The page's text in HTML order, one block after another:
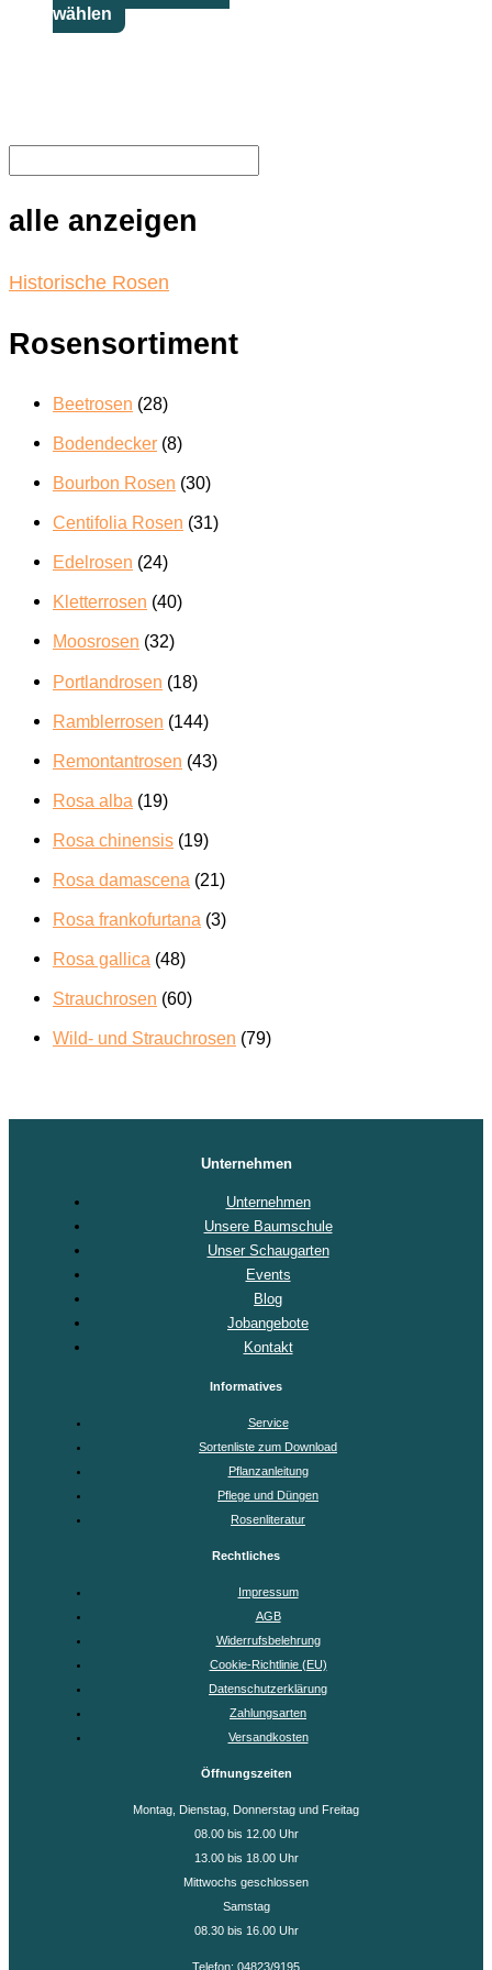
alle anzeigen
Historische Rosen
Rosensortiment
Beetrosen (28)
Bodendecker (8)
Bourbon Rosen (30)
Centifolia Rosen (31)
Edelrosen (24)
Kletterrosen (40)
Moosrosen (32)
Portlandrosen (18)
Ramblerrosen (144)
Remontantrosen (43)
Rosa alba (19)
Rosa chinensis (19)
Rosa damascena (21)
Rosa frankofurtana (3)
Rosa gallica (48)
Strauchrosen (60)
Wild- und Strauchrosen (79)
können
wählen
Dieses
Optionen
können
auf
Produktseite
werden
Unternehmen
Unternehmen
Unsere Baumschule
Unser Schaugarten
Events
Blog
Jobangebote
Kontakt
Informatives
Service
Sortenliste zum Download
Pflanzanleitung
Pflege und Düngen
Rosenliteratur
Rechtliches
Impressum
AGB
Widerrufsbelehrung
Cookie-Richtlinie (EU)
Datenschutzerklärung
Zahlungsarten
Versandkosten
Öffnungszeiten
Montag, Dienstag, Donnerstag und Freitag
08.00 bis 12.00 Uhr
13.00 bis 18.00 Uhr
Mittwochs geschlossen
Samstag
08.30 bis 16.00 Uhr
Telefon: 04823/9195